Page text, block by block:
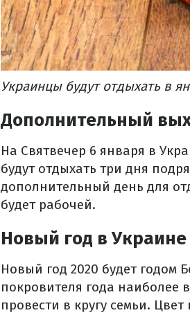
Украинцы будут отдыхать в
Дополнительный
На Святвечер 6 января в
будут отдыхать три дня
дополнительный день для
будет рабочей.
Новый год в Украине
Новый год 2020 будет годом
покровителя года наиболее
провести в кругу семьи.